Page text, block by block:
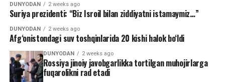
DUNYODAN 2 weeks ago
Suriya prezidenti: “Biz Isroil bilan ziddiyatni istamaymiz…”
DUNYODAN 2 weeks ago
Afg‘onistondagi suv toshqinlarida 20 kishi halok bo‘ldi
DUNYODAN 2 weeks ago
Rossiya jinoiy javobgarlikka tortilgan muhojirlarga
fuqarolikni rad etadi